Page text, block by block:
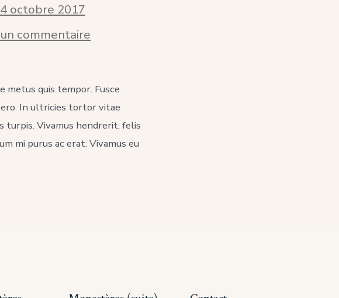
octobre 2017
commentaire
The
Non-
Clinging
metus quis tempor. Fusce
In ultricies tortor vitae
turpis. Vivamus hendrerit, felis
mi purus ac erat. Vivamus eu